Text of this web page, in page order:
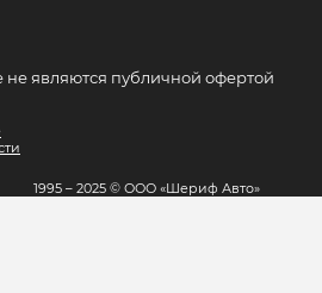
являются публичной офертой
1995 – 2025 © ООО «Шериф Авто»